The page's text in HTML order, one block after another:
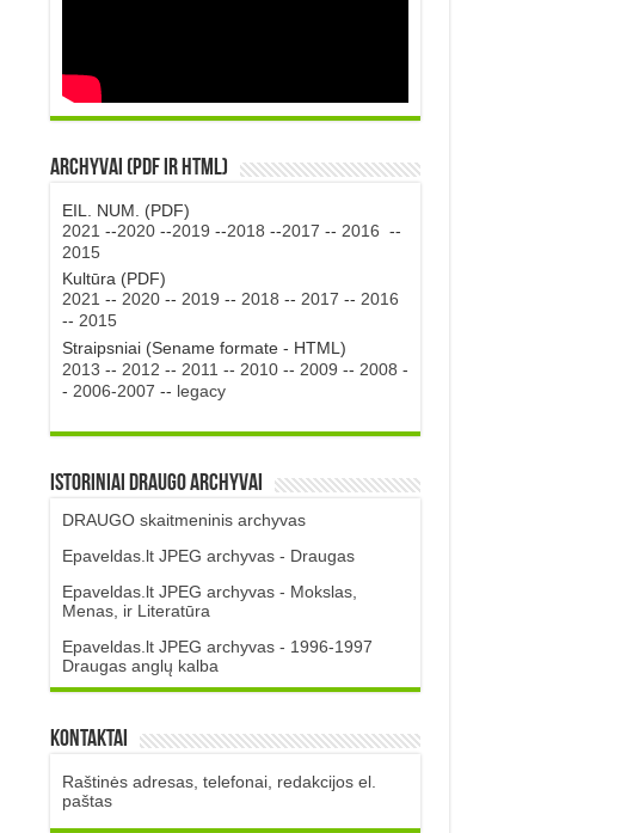
Archyvai (PDF ir HTML)
EIL. NUM. (PDF)
2021 --2020--2019 --2018 --2017 -- 2016 --
2015
Kultūra (PDF)
2021 -- 2020-- 2019 -- 2018 -- 2017 -- 2016
-- 2015
Straipsniai (Sename formate - HTML)
2013 -- 2012 -- 2011 -- 2010-- 2009 -- 2008 -
- 2006-2007 -- legacy
Istoriniai DRAUGO Archyvai
DRAUGO skaitmeninis archyvas
Epaveldas.lt JPEG archyvas - Draugas
Epaveldas.lt JPEG archyvas - Mokslas,
Menas, ir Literatūra
Epaveldas.lt JPEG archyvas - 1996-1997
Draugas anglų kalba
Kontaktai
Raštinės adresas, telefonai, redakcijos el.
paštas